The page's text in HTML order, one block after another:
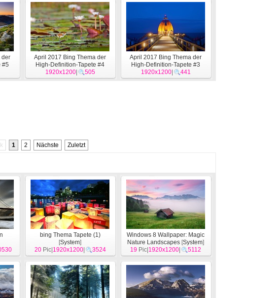
der
#5
April 2017 Bing Thema der
High-Definition-Tapete #4
1920x1200| 505
April 2017 Bing Thema der
High-Definition-Tapete #3
1920x1200| 441
1 2 Nächste Zuletzt
bing Thema Tapete (1)
[System]
20Pic| 1920x1200| 3524
Windows 8 Wallpaper: Magic
Nature Landscapes [System]
19 Pic| 1920x1200 5112